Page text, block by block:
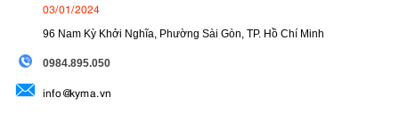
03/01/2024
96 Nam Kỳ Khởi Nghĩa, Phường Sài Gòn, TP. Hồ Chí Minh
0984.895.050
info@kyma.vn